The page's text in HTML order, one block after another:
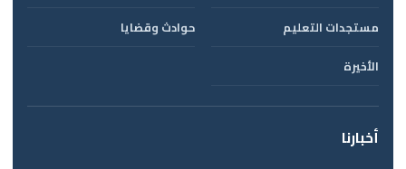
مستجدات التعليم
حوادث وقضايا
الأخيرة
أخبارنا